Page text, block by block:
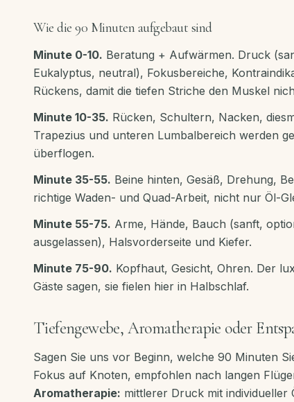
Wie die 90 Minuten aufgebaut sind
Minute 0-10. Beratung + Aufwärmen. Druck
Eukalyptus, neutral), Fokusbereiche,
Rückens, damit die tiefen Striche den Muskel
Minute 10-35. Rücken, Schultern, Nacken,
Trapezius und unteren Lumbalbereich werden
überflogen.
Minute 35-55. Beine hinten, Gesäß, Drehung,
richtige Waden- und Quad-Arbeit, nicht nur Öl-
Minute 55-75. Arme, Hände, Bauch (sanft,
ausgelassen), Halsvorderseite und Kiefer.
Minute 75-90. Kopfhaut, Gesicht, Ohren. Der
Gäste sagen, sie fielen hier in Halbschlaf.
Tiefengewebe, Aromatherapie oder
Sagen Sie uns vor Beginn, welche 90 Minuten
Fokus auf Knoten, empfohlen nach langen
Aromatherapie: mittlerer Druck mit individueller